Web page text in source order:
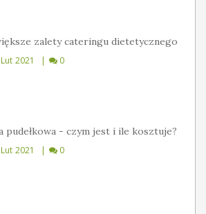
zalety cateringu dietetycznego
2021 0
pudełkowa - czym jest i ile kosztuje?
2021 0